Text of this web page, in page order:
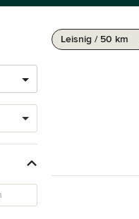
Leisnig / 50 km